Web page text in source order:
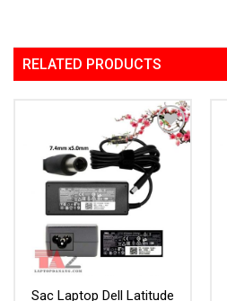
RELATED PRODUCTS
Add to
Wishlist
Sạc Laptop Dell Latitude